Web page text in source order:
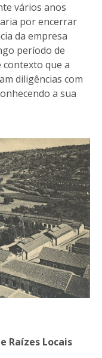
vários anos
por encerrar
da empresa
período de
contexto que a
diligências com
a sua
Raízes Locais